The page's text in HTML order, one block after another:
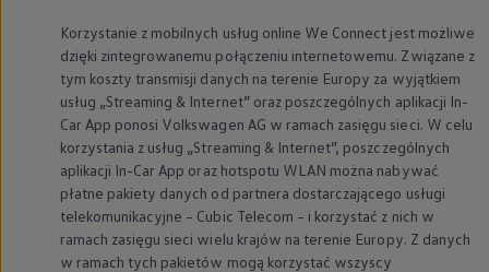
Korzystanie z mobilnych usług online We Connect jest możliwe
dzięki zintegrowanemu połączeniu internetowemu. Związane z
tym koszty transmisji danych na terenie Europy za wyjątkiem
usług „Streaming & Internet” oraz poszczególnych aplikacji In-
Car App ponosi Volkswagen AG w ramach zasięgu sieci. W celu
korzystania z usług „Streaming & Internet”, poszczególnych
aplikacji In-Car App oraz hotspotu WLAN można nabywać
płatne pakiety danych od partnera dostarczającego usługi
telekomunikacyjne – Cubic Telecom – i korzystać z nich w
ramach zasięgu sieci wielu krajów na terenie Europy. Z danych
w ramach tych pakietów mogą korzystać wszyscy